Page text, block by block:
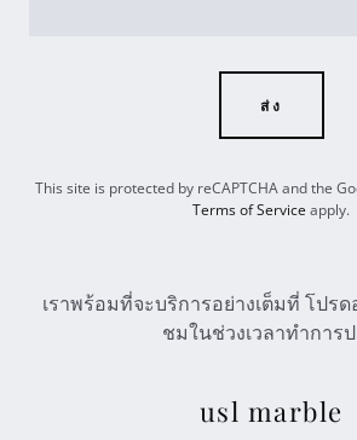
ส่ง
This site is protected by reCAPTCHA and the
Terms of Service apply.
เราพร้อมที่จะบริการอย่างเต็มที่ โปรด
ชมในช่วงเวลาทำการ
usl marble